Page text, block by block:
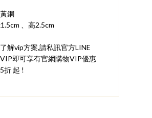
銅
、高2.5cm
解vip方案,請私訊官方LINE
即可享有官網購物VIP優惠
折 起 !